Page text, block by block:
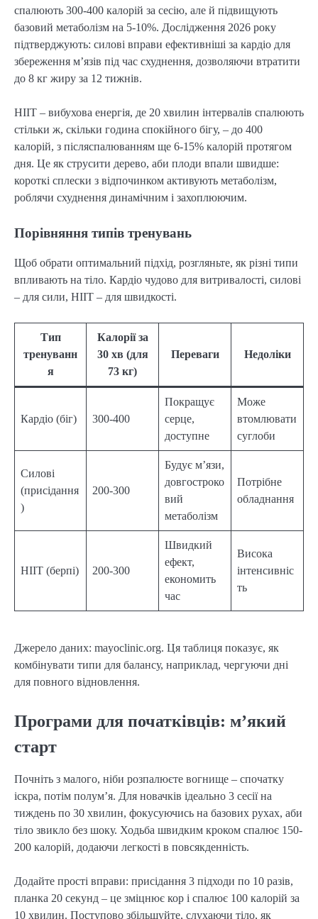
спалюють 300-400 калорій за сесію, але й підвищують
базовий метаболізм на 5-10%. Дослідження 2026 року
підтверджують: силові вправи ефективніші за кардіо для
збереження м’язів під час схуднення, дозволяючи втратити
до 8 кг жиру за 12 тижнів.
HIIT – вибухова енергія, де 20 хвилин інтервалів спалюють
стільки ж, скільки година спокійного бігу, – до 400
калорій, з післяспалюванням ще 6-15% калорій протягом
дня. Це як струсити дерево, аби плоди впали швидше:
короткі сплески з відпочинком активують метаболізм,
роблячи схуднення динамічним і захоплюючим.
Порівняння типів тренувань
Щоб обрати оптимальний підхід, розгляньте, як різні типи
впливають на тіло. Кардіо чудово для витривалості, силові
– для сили, HIIT – для швидкості.
Тип
тренуванн
я
Калорії за
30 хв (для
73 кг)
Переваги Недоліки
Кардіо (біг) 300-400
Покращує
серце,
доступне
Може
втомлювати
суглоби
Силові
(присідання
)
200-300
Будує м’язи,
довгостроко
вий
метаболізм
Потрібне
обладнання
HIIT (берпі) 200-300
Швидкий
ефект,
економить
час
Висока
інтенсивніс
ть
Джерело даних: mayoclinic.org. Ця таблиця показує, як
комбінувати типи для балансу, наприклад, чергуючи дні
для повного відновлення.
Програми для початківців: м’який
старт
Почніть з малого, ніби розпалюєте вогнище – спочатку
іскра, потім полум’я. Для новачків ідеально 3 сесії на
тиждень по 30 хвилин, фокусуючись на базових рухах, аби
тіло звикло без шоку. Ходьба швидким кроком спалює 150-
200 калорій, додаючи легкості в повсякденність.
Додайте прості вправи: присідання 3 підходи по 10 разів,
планка 20 секунд – це зміцнює кор і спалює 100 калорій за
10 хвилин. Поступово збільшуйте, слухаючи тіло, як